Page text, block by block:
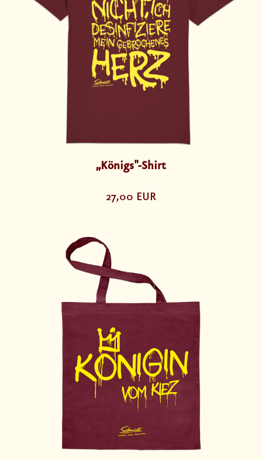
„Königs"-Shirt
27,00 EUR